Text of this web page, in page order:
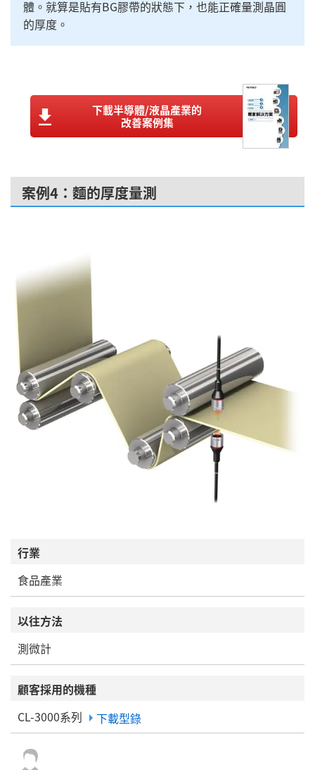
體。就算是貼有BG膠帶的狀態下，也能正確量測晶圓
的厚度。
下載半導體/液晶產業的
改善案例集
案例4：麵的厚度量測
行業
食品產業
以往方法
測微計
顧客採用的機種
CL-3000系列
下載型錄